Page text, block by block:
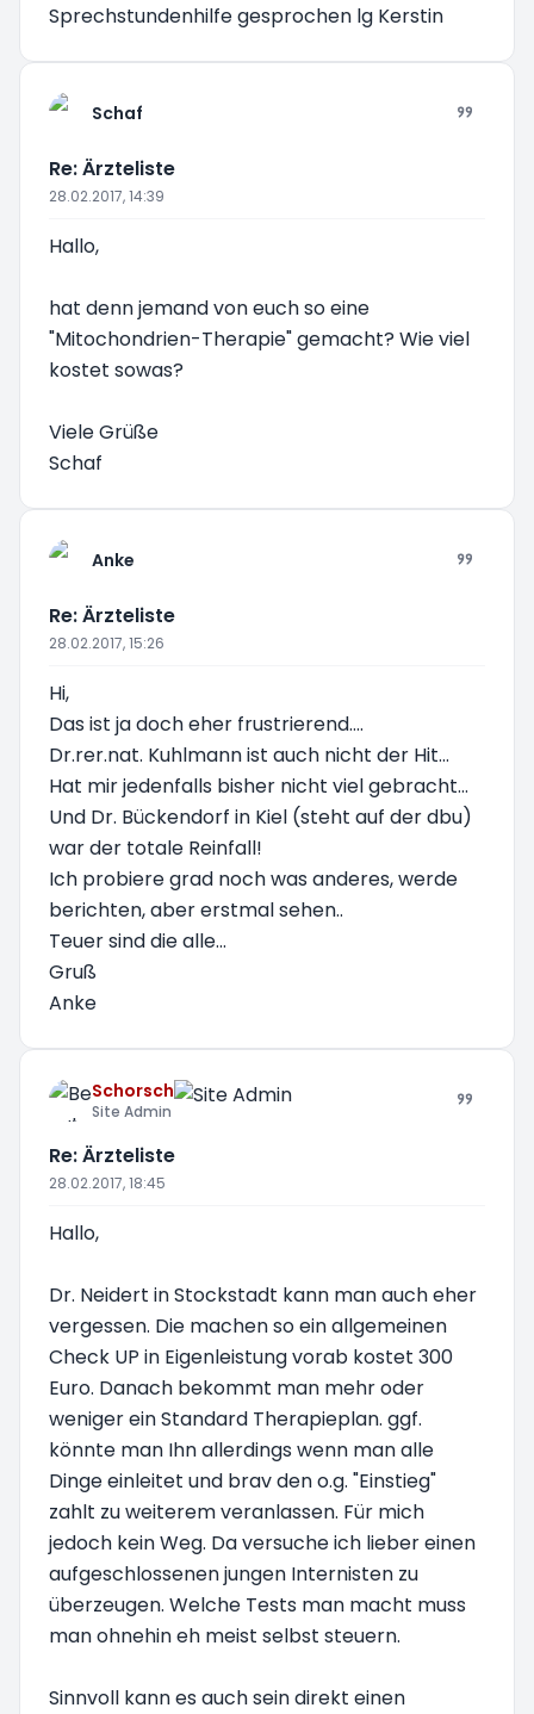
Sprechstundenhilfe gesprochen lg Kerstin
Schaf
Re: Ärzteliste
28.02.2017, 14:39
Hallo,
hat denn jemand von euch so eine
"Mitochondrien-Therapie" gemacht? Wie viel
kostet sowas?
Viele Grüße
Schaf
Anke
Re: Ärzteliste
28.02.2017, 15:26
Hi,
Das ist ja doch eher frustrierend....
Dr.rer.nat. Kuhlmann ist auch nicht der Hit...
Hat mir jedenfalls bisher nicht viel gebracht...
Und Dr. Bückendorf in Kiel (steht auf der dbu)
war der totale Reinfall!
Ich probiere grad noch was anderes, werde
berichten, aber erstmal sehen..
Teuer sind die alle...
Gruß
Anke
Schorsch
Site Admin
Re: Ärzteliste
28.02.2017, 18:45
Hallo,
Dr. Neidert in Stockstadt kann man auch eher
vergessen. Die machen so ein allgemeinen
Check UP in Eigenleistung vorab kostet 300
Euro. Danach bekommt man mehr oder
weniger ein Standard Therapieplan. ggf.
könnte man Ihn allerdings wenn man alle
Dinge einleitet und brav den o.g. "Einstieg"
zahlt zu weiterem veranlassen. Für mich
jedoch kein Weg. Da versuche ich lieber einen
aufgeschlossenen jungen Internisten zu
überzeugen. Welche Tests man macht muss
man ohnehin eh meist selbst steuern.
Sinnvoll kann es auch sein direkt einen